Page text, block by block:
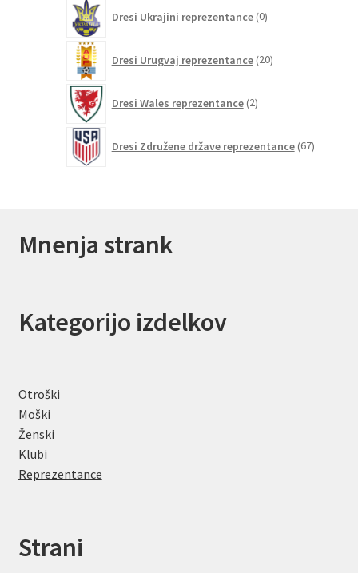
Dresi Ukrajini reprezentance 0izdelkov
Dresi Urugvaj reprezentance 20izdelkov
Dresi Wales reprezentance 2izdelka
Dresi Združene države reprezentance 67izdelkov
Mnenja strank
Kategorijo izdelkov
Otroški
Moški
Ženski
Klubi
Reprezentance
Strani